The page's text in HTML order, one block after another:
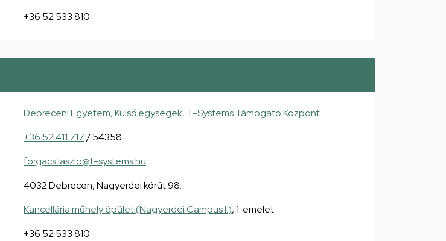
+36 52 533 810
Debreceni Egyetem, Külső egységek, T-Systems Támogató Központ
+36 52 411 717/ 54358
forgacs.laszlo@t-systems.hu
4032 Debrecen, Nagyerdei körút 98.
Kancellária műhely épület (Nagyerdei Campus I.), 1. emelet
+36 52 533 810